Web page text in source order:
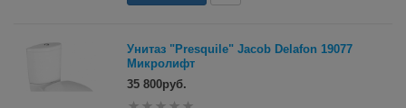
Унитаз "Presquile" Jacob Delafon 19077
Микролифт
35 800руб.